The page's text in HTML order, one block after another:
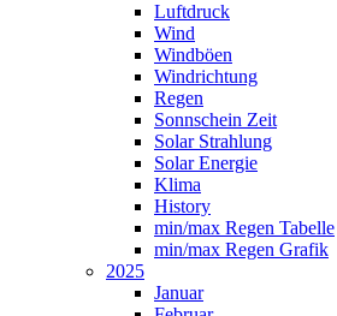
Luftdruck
Wind
Windböen
Windrichtung
Regen
Sonnschein Zeit
Solar Strahlung
Solar Energie
Klima
History
min/max Regen Tabelle
min/max Regen Grafik
2025
Januar